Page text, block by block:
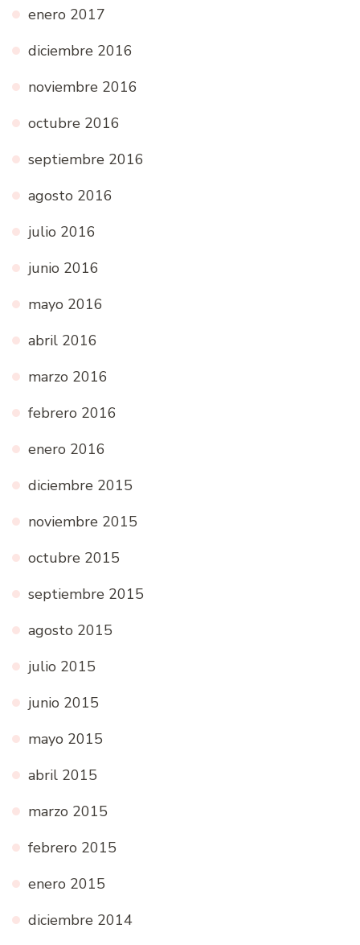
enero 2017
diciembre 2016
noviembre 2016
octubre 2016
septiembre 2016
agosto 2016
julio 2016
junio 2016
mayo 2016
abril 2016
marzo 2016
febrero 2016
enero 2016
diciembre 2015
noviembre 2015
octubre 2015
septiembre 2015
agosto 2015
julio 2015
junio 2015
mayo 2015
abril 2015
marzo 2015
febrero 2015
enero 2015
diciembre 2014